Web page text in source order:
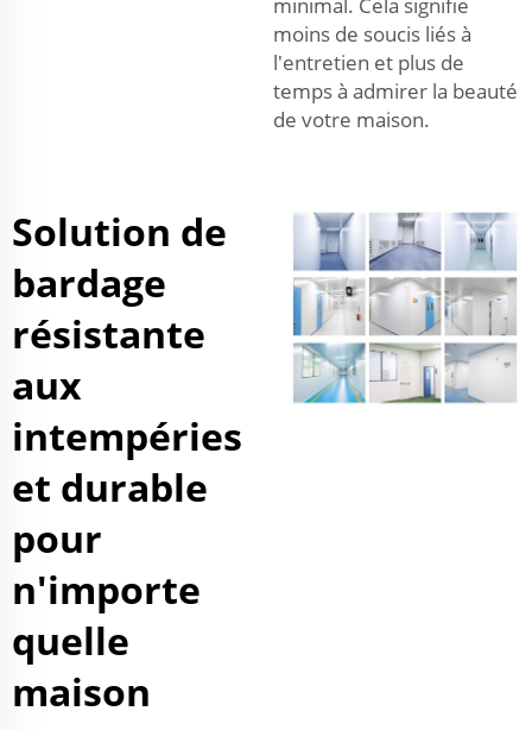
minimal. Cela signifie
moins de soucis liés à
l'entretien et plus de
temps à admirer la beauté
de votre maison.
Solution de
bardage
résistante
aux
intempéries
et durable
pour
n'importe
quelle
maison